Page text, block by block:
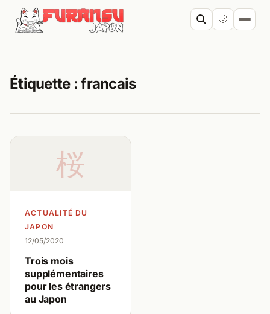
Aller au contenu
🌙
Étiquette :francais
桜
ACTUALITÉ DU
JAPON
12/05/2020
Trois mois
supplémentaires
pour les étrangers
au Japon